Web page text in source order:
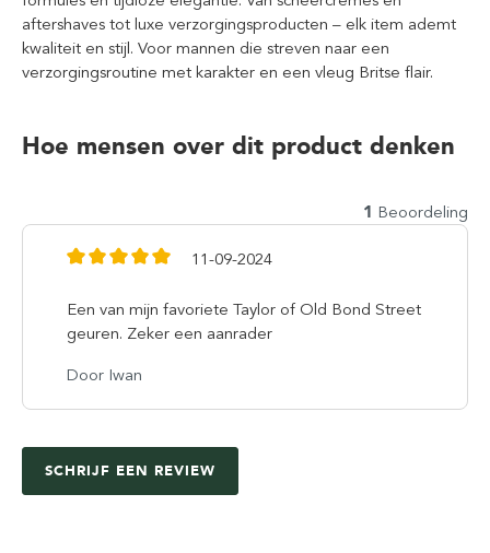
aftershaves tot luxe verzorgingsproducten – elk item ademt
kwaliteit en stijl. Voor mannen die streven naar een
verzorgingsroutine met karakter en een vleug Britse flair.
Hoe mensen over dit product denken
1 Beoordeling
11-09-2024
Een van mijn favoriete Taylor of Old Bond Street
geuren. Zeker een aanrader
Door Iwan
SCHRIJF EEN REVIEW